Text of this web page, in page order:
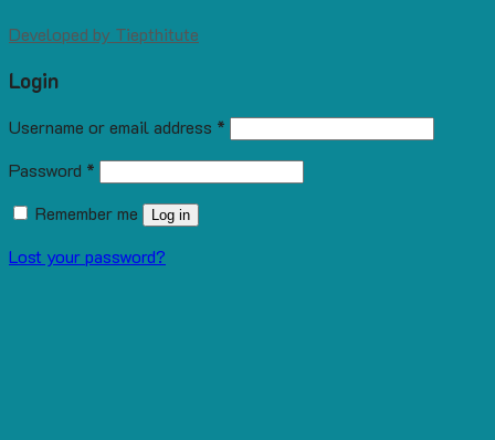
Developed by Tiepthitute
Login
Username or email address *
Password *
Remember me
Log in
Lost your password?